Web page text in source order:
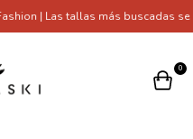
más buscadas se están agotando
0